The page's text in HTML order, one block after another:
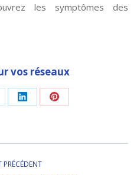
les symptômes des
vos réseaux
Share Share
PRÉCÉDENT